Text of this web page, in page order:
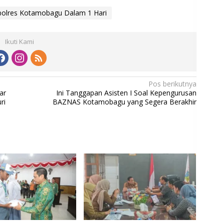
Kotamobagu Dalam 1 Hari
Ikuti Kami
Pos berikutnya
Ini Tanggapan Asisten I Soal Kepengurusan
BAZNAS Kotamobagu yang Segera Berakhir